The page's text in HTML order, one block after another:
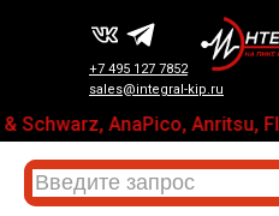
+7 495 127 7852
sales@integral-kip.ru
AnaPico, Anritsu,